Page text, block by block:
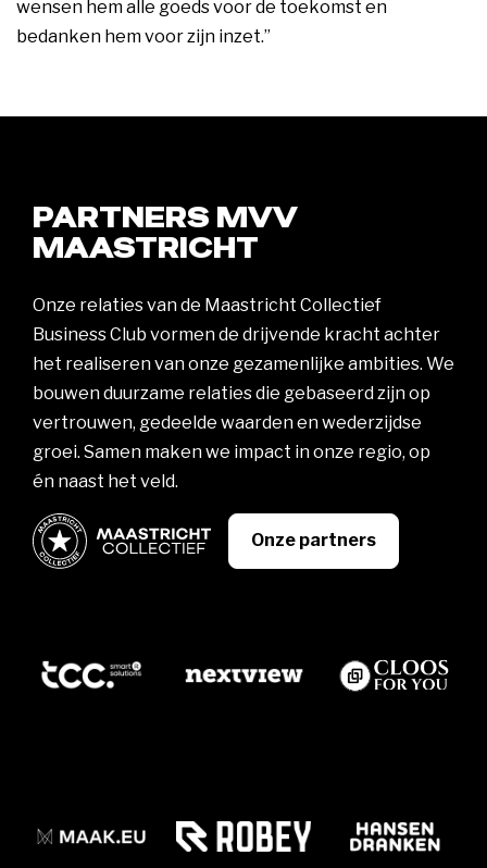
wensen hem alle goeds voor de toekomst en
bedanken hem voor zijn inzet.”
PARTNERS MVV
MAASTRICHT
Onze relaties van de Maastricht Collectief
Business Club vormen de drijvende kracht achter
het realiseren van onze gezamenlijke ambities. We
bouwen duurzame relaties die gebaseerd zijn op
vertrouwen, gedeelde waarden en wederzijdse
groei. Samen maken we impact in onze regio, op
én naast het veld.
Onze partners